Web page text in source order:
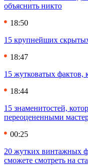
объяснить никто
18:50
15 крупнейших
18:47
15 жутковатых фактов,
18:44
15 знаменитостей,
переоцененными
00:25
20 жутких винтажных
сможете смотреть на